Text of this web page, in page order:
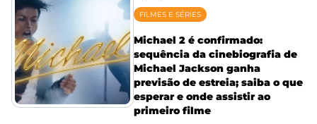
FILMES E SÉRIES
Michael 2 é confirmado:
sequência da cinebiografia de
Michael Jackson ganha
previsão de estreia; saiba o que
esperar e onde assistir ao
primeiro filme